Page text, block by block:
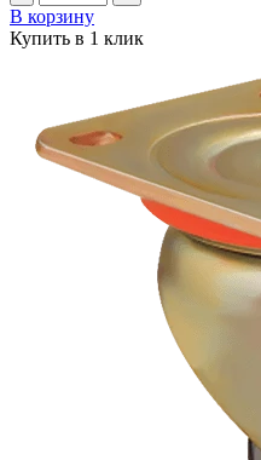
В корзину
Купить в 1 клик